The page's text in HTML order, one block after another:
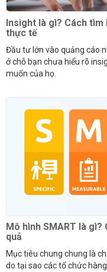
Insight là gì? Cách
thực tế
Đầu tư lớn vào quảng cáo
ở chỗ bạn chưa hiểu rõ
muốn của họ.
Mô hình SMART là gì?
quả
Mục tiêu chung chung là
do tại sao các tổ chức